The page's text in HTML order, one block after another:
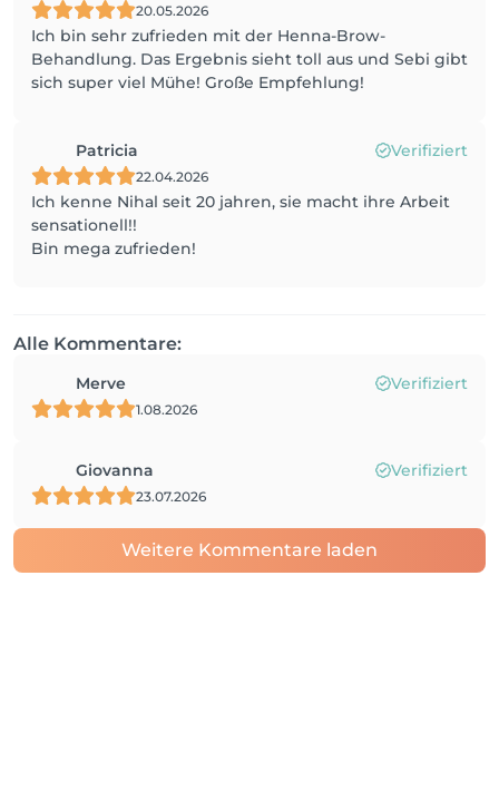
20.05.2026
Ich bin sehr zufrieden mit der Henna-Brow-
Behandlung. Das Ergebnis sieht toll aus und Sebi gibt
sich super viel Mühe! Große Empfehlung!
Patricia Verifiziert
22.04.2026
Ich kenne Nihal seit 20 jahren, sie macht ihre Arbeit
sensationell!!
Bin mega zufrieden!
Alle Kommentare:
Merve Verifiziert
1.08.2026
Giovanna Verifiziert
23.07.2026
Weitere Kommentare laden